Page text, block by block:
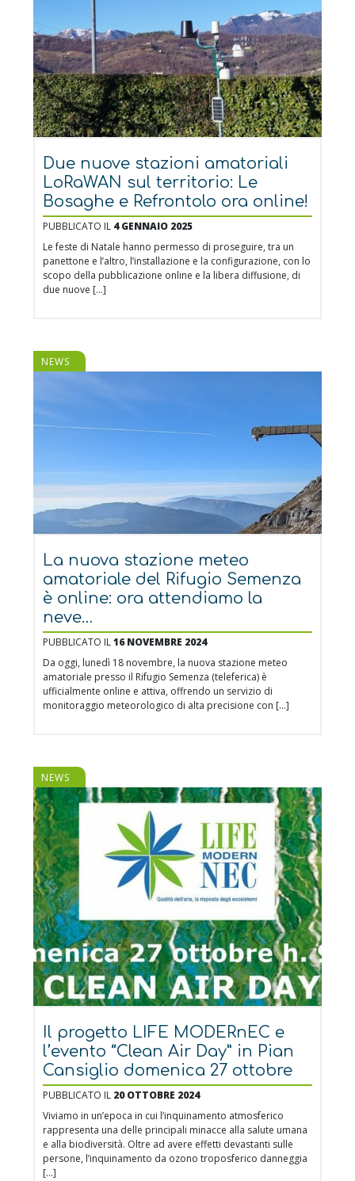
Due nuove stazioni amatoriali
LoRaWAN sul territorio: Le
Bosaghe e Refrontolo ora online!
PUBBLICATO IL 4 GENNAIO 2025
Le feste di Natale hanno permesso di proseguire, tra un
panettone e l’altro, l’installazione e la configurazione, con lo
scopo della pubblicazione online e la libera diffusione, di
due nuove […]
NEWS
La nuova stazione meteo
amatoriale del Rifugio Semenza
è online: ora attendiamo la
neve…
PUBBLICATO IL16 NOVEMBRE 2024
Da oggi, lunedì 18 novembre, la nuova stazione meteo
amatoriale presso il Rifugio Semenza (teleferica) è
ufficialmente online e attiva, offrendo un servizio di
monitoraggio meteorologico di alta precisione con […]
NEWS
Il progetto LIFE MODERnEC e
l’evento “Clean Air Day” in Pian
Cansiglio domenica 27 ottobre
PUBBLICATO IL 20 OTTOBRE 2024
Viviamo in un’epoca in cui l’inquinamento atmosferico
rappresenta una delle principali minacce alla salute umana
e alla biodiversità. Oltre ad avere effetti devastanti sulle
persone, l’inquinamento da ozono troposferico danneggia
[…]